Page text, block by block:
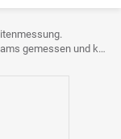
voneinander abweichen.